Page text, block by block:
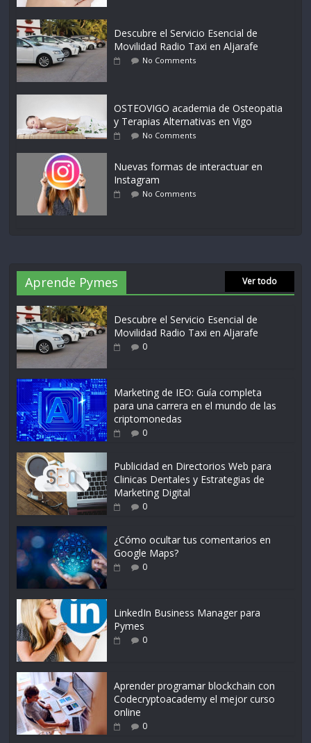
Descubre el Servicio Esencial de
Movilidad Radio Taxi en Aljarafe
No Comments
OSTEOVIGO academia de Osteopatia
y Terapias Alternativas en Vigo
No Comments
Nuevas formas de interactuar en
Instagram
No Comments
Aprende Pymes Ver todo
Descubre el Servicio Esencial de
Movilidad Radio Taxi en Aljarafe
0
Marketing de IEO: Guía completa
para una carrera en el mundo de las
criptomonedas
0
Publicidad en Directorios Web para
Clinicas Dentales y Estrategias de
Marketing Digital
0
¿Cómo ocultar tus comentarios en
Google Maps?
0
LinkedIn Business Manager para
Pymes
0
Aprender programar blockchain con
Codecryptoacademy el mejor curso
online
0